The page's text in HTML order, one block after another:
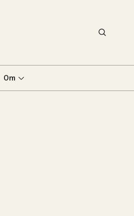
Om